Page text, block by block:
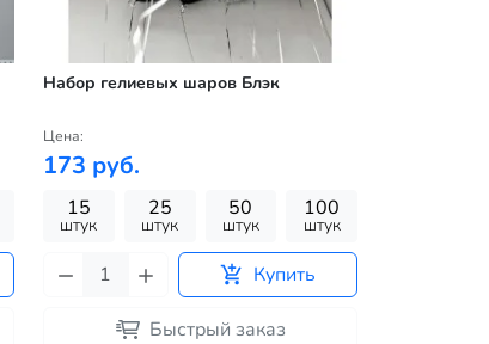
Набор гелиевых шаров Блэк
Цена:
173 руб.
15
штук
25
штук
50
штук
100
штук
Купить
Быстрый заказ